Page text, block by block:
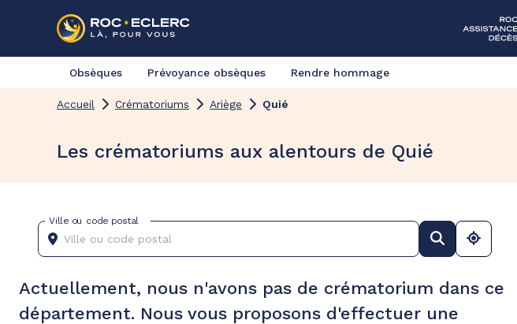
Obsèques Prévoyance obsèques Rendre hommage
Accueil Crématoriums Ariège Quié
Les crématoriums aux alentours de Quié
Ville ou code postal
Actuellement, nous n'avons pas de crématorium dans ce
département. Nous vous proposons d'effectuer une